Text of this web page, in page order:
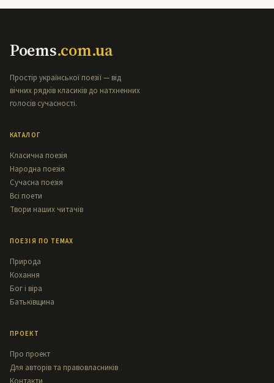
Poems.com.ua
Простір української поезії — від
вічних рядків класиків до натхненних
голосів сучасності.
КАТАЛОГ
Класична поезія
Народна поезія
Сучасна поезія
Всі поети
Твори наших читачів
ПОЕЗІЯ ПО ТЕМАХ
Природа
Кохання
Бог і віра
Батьківщина
ПРОЕКТ
Про проект
Для авторів та правовласників